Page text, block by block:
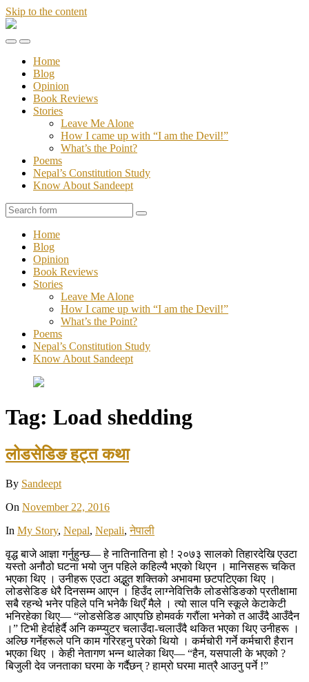
Skip to the content
Stories
Toggle
mobile
menu
Toggle
the
search
field
Home
Blog
Opinion
Book Reviews
Stories
Leave Me Alone
How I came up with “I am the Devil!”
What’s the Point?
Poems
Nepal’s Constitution Study
Know About Sandeept
Search
Home
Blog
Opinion
Book Reviews
Stories
Leave Me Alone
How I came up with “I am the Devil!”
What’s the Point?
Poems
Nepal’s Constitution Study
Know About Sandeept
Tag: Load shedding
लोडसेडिङ हट्त कथा
By Sandeept
On November 22, 2016
In My Story, Nepal, Nepali,नेपाली
वृद्ध बाजे आज्ञा गर्नुहुन्छ— हे नातिनातिना हो ! २०७३ सालको तिहारदेखि एउटा
यस्तो अनौठो घटना भयो जुन पहिले कहिल्यै भएको थिएन । मानिसहरू चकित
भएका थिए । उनीहरू एउटा अद्भुत शक्तिको अभावमा छटपटिएका थिए ।
लोडसेडिङ धेरै दिनसम्म आएन । हिउँद लाग्नेवित्तिकै लोडसेडिङको प्रतीक्षामा
सबै रहन्थे भनेर पहिले पनि भनेकै थिएँ मैले । त्यो साल पनि स्कूले केटाकेटी
भनिरहेका थिए— “लोडसेडिङ आएपछि होमवर्क गरौंला भनेको त आउँदै आउँदैन
।” टिभी हेर्दाहेर्दै अनि कम्प्युटर चलाउँदा-चलाउँदै थकित भएका थिए उनीहरू ।
अल्छि गर्नेहरूले पनि काम गरिरहनु परेको थियो । कर्मचोरी गर्ने कर्मचारी हैरान
भएका थिए । केही नेतागण भन्न थालेका थिए— “हैन, यसपाली के भएको ?
बिजुली देव जनताका घरमा के गर्दैछन् ? हाम्रो घरमा मात्रै आउनु पर्ने !”